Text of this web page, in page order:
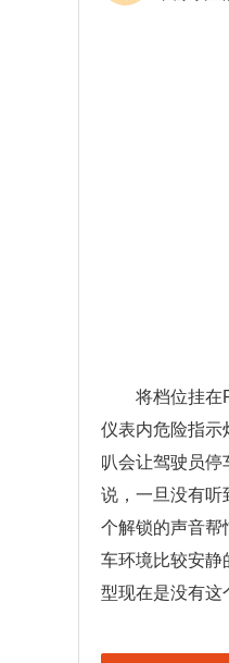
将档位挂在
仪表内危险指示
叭会让驾驶员
说，一旦没有听
个解锁的声音帮
车环境比较安静
型现在是没有这